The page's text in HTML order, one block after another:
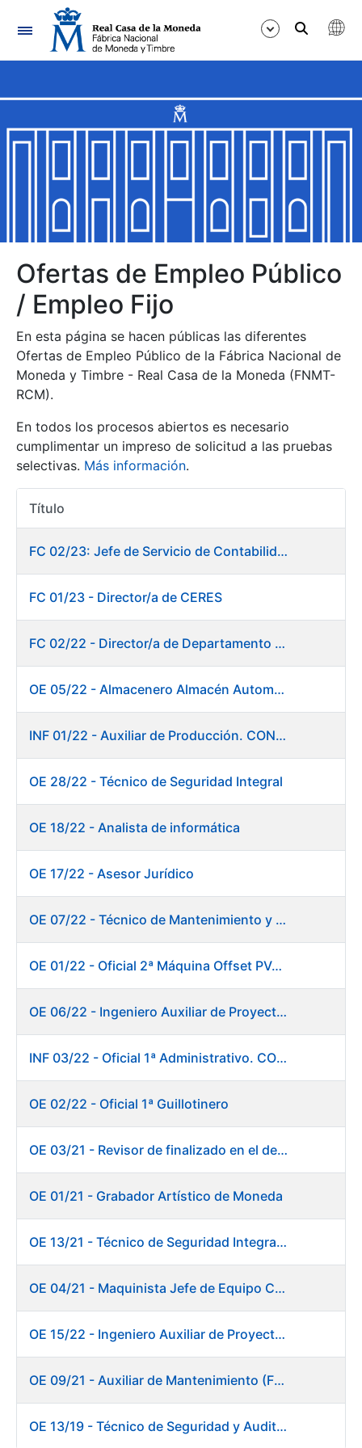
Navegación
Mostrar/Ocultar
Mostrar/Ocultar
Mostrar/Ocultar
Mostrar/Ocultar
Mostrar/Ocultar
Mostrar/Ocultar
Mostrar/Ocultar
Mostrar/Ocultar
Ofertas de Empleo Público
/ Empleo Fijo
En esta página se hacen públicas las diferentes
Ofertas de Empleo Público de la Fábrica Nacional de
Moneda y Timbre - Real Casa de la Moneda (FNMT-
RCM).
En todos los procesos abiertos es necesario
cumplimentar un impreso de solicitud a las pruebas
selectivas. Más información.
Título
FC 02/23: Jefe de Servicio de Contabilidad
FC 01/23 - Director/a de CERES
FC 02/22 - Director/a de Departamento de Fábrica de Papel en Burgos
OE 05/22 - Almacenero Almacén Automático
INF 01/22 - Auxiliar de Producción. CONSOLIDACIÓN EMPLEO TEMPORAL
OE 28/22 - Técnico de Seguridad Integral
OE 18/22 - Analista de informática
OE 17/22 - Asesor Jurídico
OE 07/22 - Técnico de Mantenimiento y Aplicaciones Industriales
OE 01/22 - Oficial 2ª Máquina Offset PVC+2 colores
OE 06/22 - Ingeniero Auxiliar de Proyectos
INF 03/22 - Oficial 1ª Administrativo. CONSOLIDACIÓN EMPLEO TEMPORAL LARGA DURACIÓN
OE 02/22 - Oficial 1ª Guillotinero
OE 03/21 - Revisor de finalizado en el departamento Fábrica de Papel - Burgos
OE 01/21 - Grabador Artístico de Moneda
OE 13/21 - Técnico de Seguridad Integral (Centro de Trabajo de Burgos)
OE 04/21 - Maquinista Jefe de Equipo Corte y Enfajado
OE 15/22 - Ingeniero Auxiliar de Proyectos - DIT
OE 09/21 - Auxiliar de Mantenimiento (Fábrica de Papel)
OE 13/19 - Técnico de Seguridad y Auditoría Informática. Dirección de Sistemas de Información